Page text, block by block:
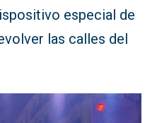
especial de
las calles del